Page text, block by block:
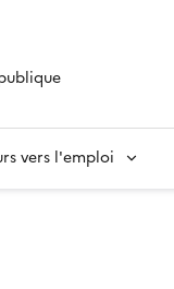
vers l'emploi